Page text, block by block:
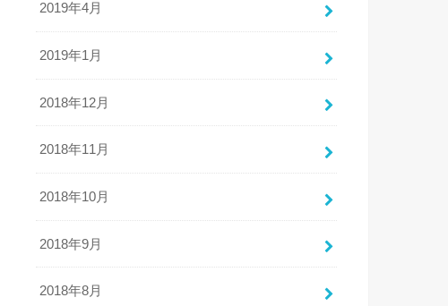
2019年4月
2019年1月
2018年12月
2018年11月
2018年10月
2018年9月
2018年8月